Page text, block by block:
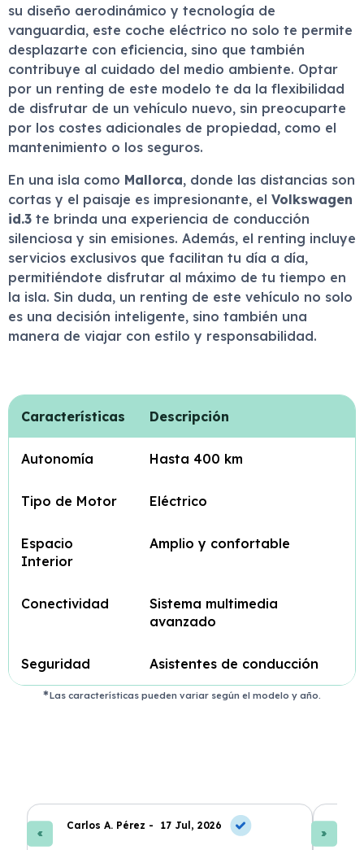
su diseño aerodinámico y tecnología de
vanguardia, este coche eléctrico no solo te permite
desplazarte con eficiencia, sino que también
contribuye al cuidado del medio ambiente. Optar
por un renting de este modelo te da la flexibilidad
de disfrutar de un vehículo nuevo, sin preocuparte
por los costes adicionales de propiedad, como el
mantenimiento o los seguros.
En una isla como Mallorca, donde las distancias son
cortas y el paisaje es impresionante, el Volkswagen
id.3 te brinda una experiencia de conducción
silenciosa y sin emisiones. Además, el renting incluye
servicios exclusivos que facilitan tu día a día,
permitiéndote disfrutar al máximo de tu tiempo en
la isla. Sin duda, un renting de este vehículo no solo
es una decisión inteligente, sino también una
manera de viajar con estilo y responsabilidad.
Características Descripción
Autonomía Hasta 400 km
Tipo de Motor Eléctrico
Espacio
Interior
Amplio y confortable
Conectividad
Sistema multimedia
avanzado
Seguridad Asistentes de conducción
Las características pueden variar según el modelo y año.
Carlos A. Pérez - 17 Jul, 2026